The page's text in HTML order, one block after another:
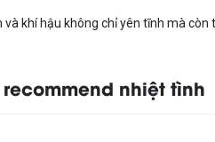
khí hậu không chỉ yên tĩnh mà còn
nhiệt tình